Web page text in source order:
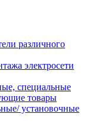
различного
электросети
специальные
товары
установочные